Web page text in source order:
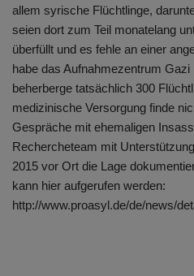
allem syrische Flüchtlinge,
seien dort zum Teil monatelang
überfüllt und es fehle an einer
habe das Aufnahmezentrum
beherberge tatsächlich 300
medizinische Versorgung finde
Gespräche mit ehemaligen
Rechercheteam mit
2015 vor Ort die Lage
kann hier aufgerufen werden:
http://www.proasyl.de/de/news/